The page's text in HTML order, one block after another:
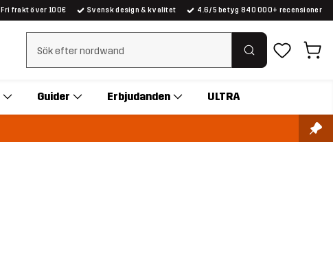
Fri frakt över 100€ Svensk design & kvalitet 4.6/5 betyg 840 000+ recensioner
Rensa sök
Guider Erbjudanden ULTRA